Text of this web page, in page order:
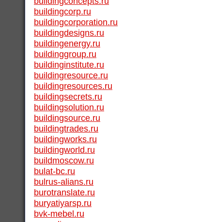
buildingcorp.ru
buildingcorporation.ru
buildingdesigns.ru
buildingenergy.ru
buildinggroup.ru
buildinginstitute.ru
buildingresource.ru
buildingresources.ru
buildingsecrets.ru
buildingsolution.ru
buildingsource.ru
buildingtrades.ru
buildingworks.ru
buildingworld.ru
buildmoscow.ru
bulat-bc.ru
bulrus-alians.ru
burotranslate.ru
buryatiyarsp.ru
bvk-mebel.ru